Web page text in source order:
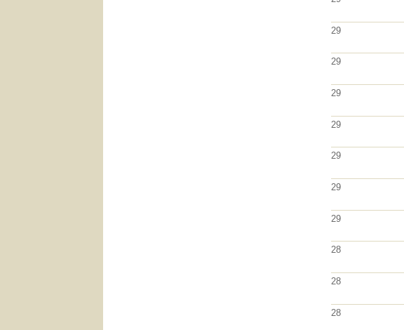
29
29
29
29
29
29
29
28
28
28